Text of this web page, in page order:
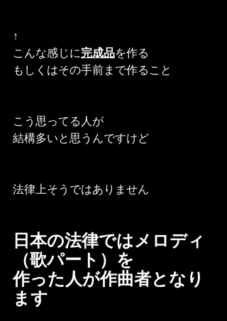
↑
こんな感じに完成品を作る
もしくはその手前まで作ること
こう思ってる人が
結構多いと思うんですけど
法律上そうではありません
日本の法律ではメロディ
（歌パート）を
作った人が作曲者となり
ます